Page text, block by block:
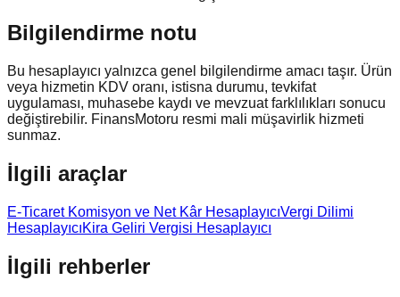
Bilgilendirme notu
Bu hesaplayıcı yalnızca genel bilgilendirme amacı taşır. Ürün
veya hizmetin KDV oranı, istisna durumu, tevkifat
uygulaması, muhasebe kaydı ve mevzuat farklılıkları sonucu
değiştirebilir. FinansMotoru resmi mali müşavirlik hizmeti
sunmaz.
İlgili araçlar
E-Ticaret Komisyon ve Net Kâr HesaplayıcıVergi Dilimi
HesaplayıcıKira Geliri Vergisi Hesaplayıcı
İlgili rehberler